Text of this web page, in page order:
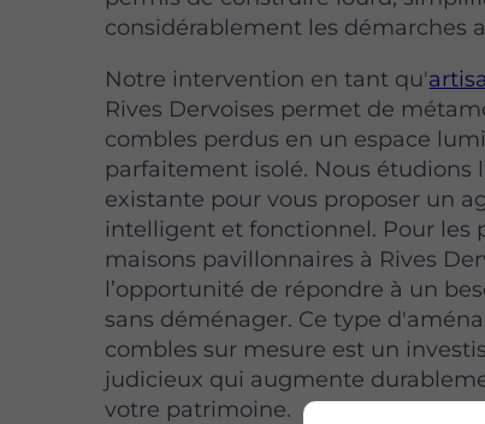
considérablement les démarches
Notre intervention en tant qu'
Rives Dervoises permet de
combles perdus en un espace
parfaitement isolé. Nous étudions
existante pour vous proposer un
intelligent et fonctionnel. Pour les
maisons pavillonnaires à Rives
l’opportunité de répondre à un
sans déménager. Ce type
combles sur mesure est un
judicieux qui augmente
votre patrimoine.